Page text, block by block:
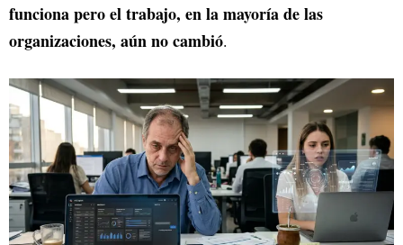
funciona pero el trabajo, en la mayoría de las
organizaciones, aún no cambió.